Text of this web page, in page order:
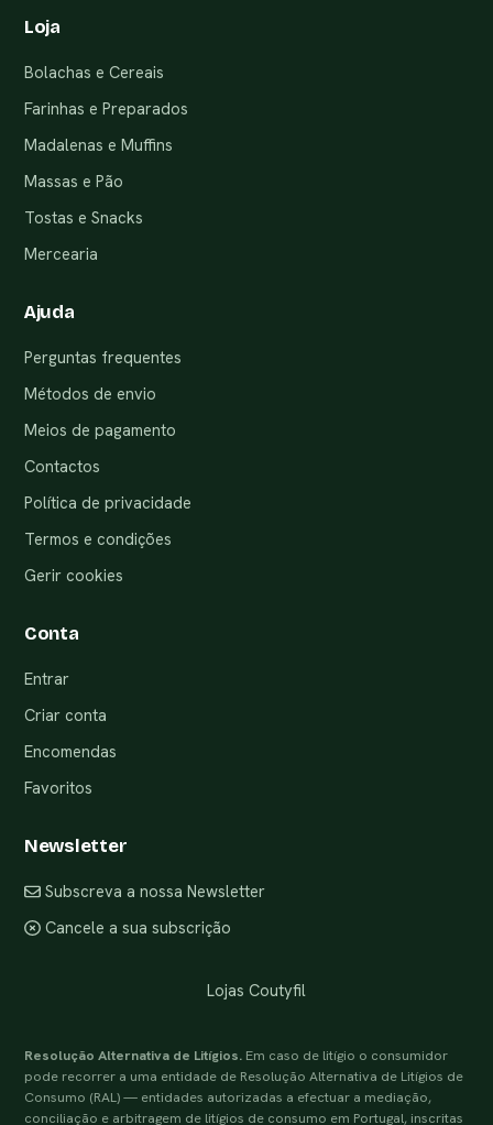
Loja
Bolachas e Cereais
Farinhas e Preparados
Madalenas e Muffins
Massas e Pão
Tostas e Snacks
Mercearia
Ajuda
Perguntas frequentes
Métodos de envio
Meios de pagamento
Contactos
Política de privacidade
Termos e condições
Gerir cookies
Conta
Entrar
Criar conta
Encomendas
Favoritos
Newsletter
Subscreva a nossa Newsletter
Cancele a sua subscrição
Lojas Coutyfil
Resolução Alternativa de Litígios. Em caso de litígio o consumidor
pode recorrer a uma entidade de Resolução Alternativa de Litígios de
Consumo (RAL) — entidades autorizadas a efectuar a mediação,
conciliação e arbitragem de litígios de consumo em Portugal, inscritas